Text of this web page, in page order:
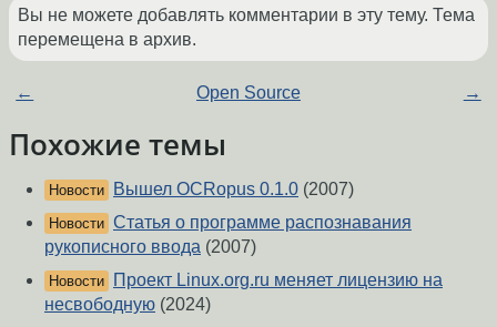
Вы не можете добавлять комментарии в эту тему. Тема
перемещена в архив.
← Open Source →
Похожие темы
Новости Вышел OCRopus 0.1.0 (2007)
Новости Статья о программе распознавания
рукописного ввода (2007)
Новости
Проект Linux.org.ru меняет лицензию на
несвободную (2024)